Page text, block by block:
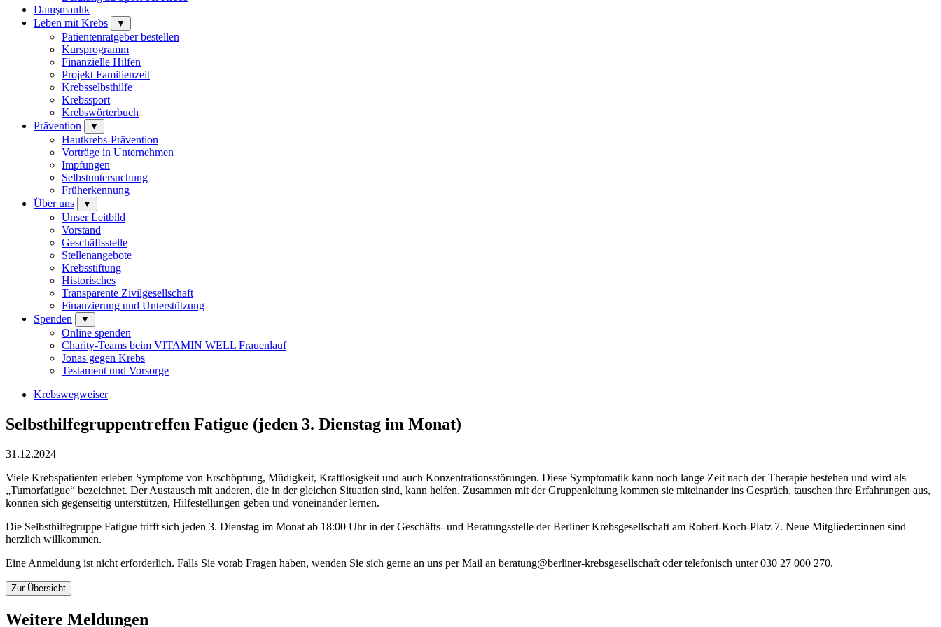
Danışmanlık
Leben mit Krebs
▼
Patientenratgeber bestellen
Kursprogramm
Finanzielle Hilfen
Projekt Familienzeit
Krebsselbsthilfe
Krebssport
Krebswörterbuch
Prävention
▼
Hautkrebs-Prävention
Vorträge in Unternehmen
Impfungen
Selbstuntersuchung
Früherkennung
Über uns
▼
Unser Leitbild
Vorstand
Geschäftsstelle
Stellenangebote
Krebsstiftung
Historisches
Transparente Zivilgesellschaft
Finanzierung und Unterstützung
Spenden
▼
Online spenden
Charity-Teams beim VITAMIN WELL Frauenlauf
Jonas gegen Krebs
Testament und Vorsorge
Krebswegweiser
Selbsthilfegruppentreffen Fatigue (jeden 3. Dienstag im Monat)
31.12.2024
Viele Krebspatienten erleben Symptome von Erschöpfung, Müdigkeit, Kraftlosigkeit und auch Konzentrationsstörungen. Diese Symptomatik kann noch lange Zeit nach der Therapie bestehen und wird als
„Tumorfatigue“ bezeichnet. Der Austausch mit anderen, die in der gleichen Situation sind, kann helfen. Zusammen mit der Gruppenleitung kommen sie miteinander ins Gespräch, tauschen ihre Erfahrungen aus,
können sich gegenseitig unterstützen, Hilfestellungen geben und voneinander lernen.
Die Selbsthilfegruppe Fatigue trifft sich jeden 3. Dienstag im Monat ab 18:00 Uhr in der Geschäfts- und Beratungsstelle der Berliner Krebsgesellschaft am Robert-Koch-Platz 7. Neue Mitglieder:innen sind
herzlich willkommen.
Eine Anmeldung ist nicht erforderlich. Falls Sie vorab Fragen haben, wenden Sie sich gerne an uns per Mail an beratung@berliner-krebsgesellschaft oder telefonisch unter 030 27 000 270.
Zur Übersicht
Weitere Meldungen